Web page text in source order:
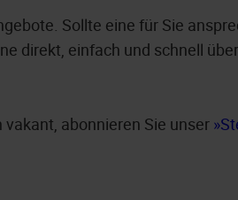
Sollte eine für Sie
direkt, einfach und schnell
abonnieren Sie unser